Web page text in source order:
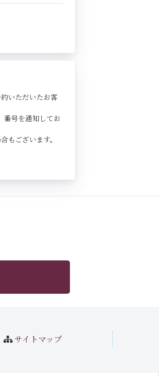
いただいたお客
番号を通知してお
もございます。
サイトマップ